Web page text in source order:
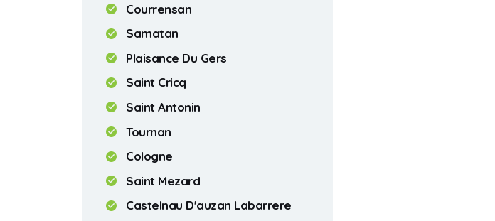
Courrensan
Samatan
Plaisance Du Gers
Saint Cricq
Saint Antonin
Tournan
Cologne
Saint Mezard
Castelnau D'auzan Labarrere